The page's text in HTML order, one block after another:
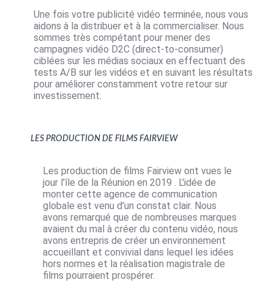
Une fois votre publicité vidéo terminée, nous vous
aidons à la distribuer et à la commercialiser. Nous
sommes très compétant pour mener des
campagnes vidéo D2C (direct-to-consumer)
ciblées sur les médias sociaux en effectuant des
tests A/B sur les vidéos et en suivant les résultats
pour améliorer constamment votre retour sur
investissement.
Les production de films Fairview
Les production de films Fairview ont vues le
jour l'île de la Réunion en 2019 . L'idée de
monter cette agence de communication
globale est venu d'un constat clair. Nous
avons remarqué que de nombreuses marques
avaient du mal à créer du contenu vidéo, nous
avons entrepris de créer un environnement
accueillant et convivial dans lequel les idées
hors normes et la réalisation magistrale de
films pourraient prospérer.